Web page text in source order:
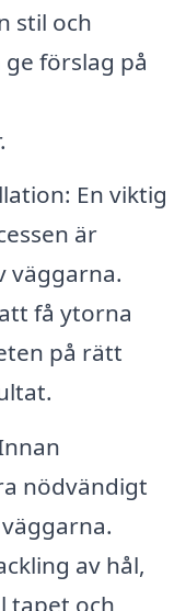
stil och
förslag på
En viktig
är
väggarna.
få ytorna
på rätt
nödvändigt
av hål,
tapet och